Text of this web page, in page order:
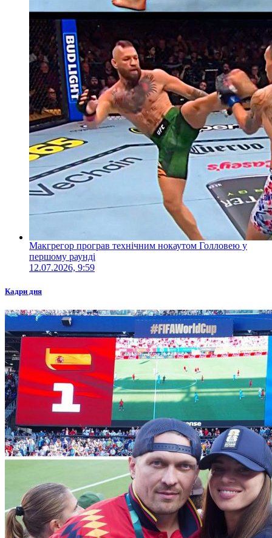
Макгрегор програв технічним нокаутом Голловею у
першому раунді
12.07.2026, 9:59
Кадри дня